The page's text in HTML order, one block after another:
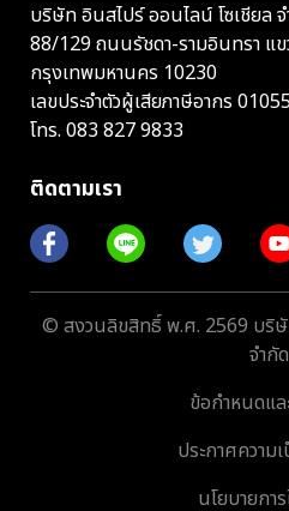
บริษัท อินสไปร์ ออนไลน์ โซเชียล
88/129 ถนนรัชดา-รามอินทรา แ
กรุงเทพมหานคร 10230
เลขประจำตัวผู้เสียภาษีอากร
โทร. 083 827 9833
ติดตามเรา
© สงวนลิขสิทธิ์ พ.ศ. 2569 บริษั
จำกัด
ข้อกำหนดแล
ประกาศความ
นโยบายกา